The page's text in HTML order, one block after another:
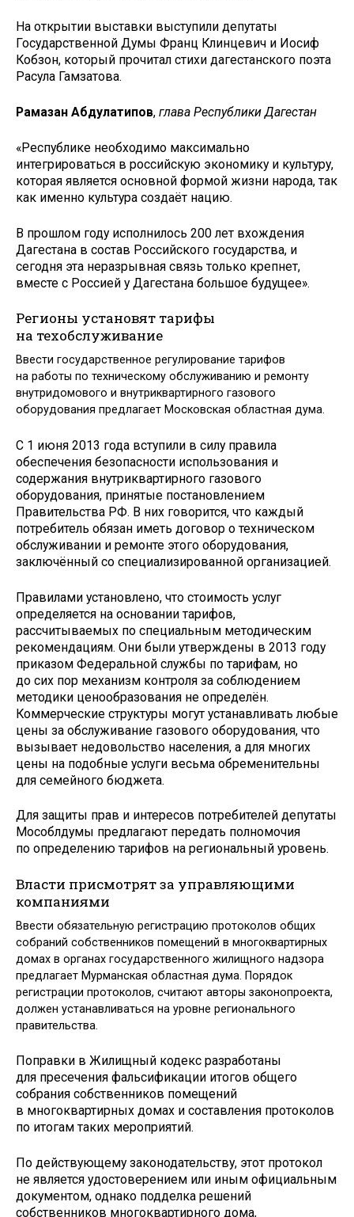
На открытии выставки выступили депутаты
Государственной Думы Франц Клинцевич и Иосиф
Кобзон, который прочитал стихи дагестанского поэта
Расула Гамзатова.
Рамазан Абдулатипов, глава Республики Дагестан
«Республике необходимо максимально
интегрироваться в российскую экономику и культуру,
которая является основной формой жизни народа, так
как именно культура создаёт нацию.
В прошлом году исполнилось 200 лет вхож­дения
Дагестана в состав Российского государства, и
сегодня эта неразрывная связь только крепнет,
вместе с Россией у Дагестана большое будущее».
Регионы установят тарифы
на техобслуживание
Ввести государственное регулирование тарифов
на работы по техническому обслуживанию и ремонту
внутридомового и внутриквартирного газового
оборудования предлагает Московская областная дума.
С 1 июня 2013 года вступили в силу правила
обеспечения безопасности использования и
содержания внутриквартирного газового
оборудования, принятые постановлением
Правительства РФ. В них говорится, что каждый
потребитель обязан иметь договор о техническом
обслуживании и ремонте этого оборудования,
заключённый со специализированной организацией.
Правилами установлено, что стоимость услуг
определяется на основании тарифов,
рассчитываемых по специальным методическим
рекомендациям. Они были утверждены в 2013 году
приказом Федеральной службы по тарифам, но
до сих пор механизм контроля за соблюдением
методики ценообразования не определён.
Коммерческие структуры могут устанавливать любые
цены за обслуживание газового оборудования, что
вызывает недовольство населения, а для многих
цены на подобные услуги весьма обременительны
для семейного бюджета.
Для защиты прав и интересов потребителей депутаты
Мособлдумы предлагают передать полномочия
по определению тарифов на региональный уровень.
Власти присмотрят за управляющими
компаниями
Ввести обязательную регистрацию протоколов общих
собраний собственников помещений в многоквартирных
домах в органах государственного жилищного надзора
предлагает Мурманская областная дума. Порядок
регистрации протоколов, считают авторы законопроекта,
должен устанавливаться на уровне регионального
правительства.
Поправки в Жилищный кодекс разработаны
для пресечения фальсификации итогов общего
собрания собственников помещений
в многоквартирных домах и составления протоколов
по итогам таких мероприятий.
По действующему законодательству, этот протокол
не является удостоверением или иным официальным
документом, однако подделка решений
собственников многоквартирного дома,